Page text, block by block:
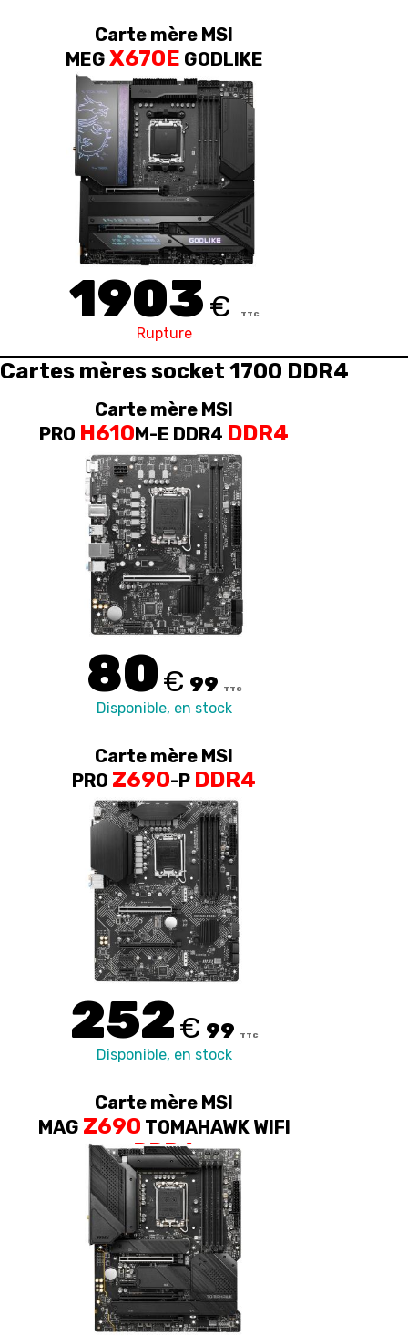
Carte mère MSI
MEG X670E GODLIKE
1903 € TTC
Rupture
Cartes mères socket 1700 DDR4
Carte mère MSI
PRO H610M-E DDR4 DDR4
80€ 99 TTC
Disponible, en stock
Carte mère MSI
PRO Z690-P DDR4
252€ 99 TTC
Disponible, en stock
Carte mère MSI
MAG Z690 TOMAHAWK WIFI
DDR4